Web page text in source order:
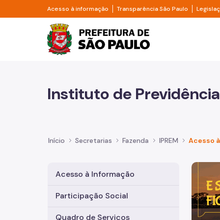
Pular para o Conteúdo principal
Acesso à informação Divisor de acesso à informação
Transparência São Paulo Divisor
Prefeitura de São
Instituto de
Início Secretarias Fazenda IPREM Acesso
Acesso à Informação
Participação Social
Quadro de Serviços